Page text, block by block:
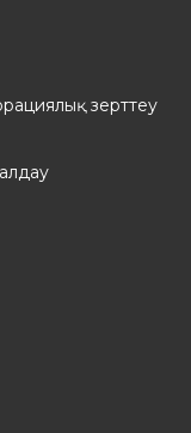
зерттеу